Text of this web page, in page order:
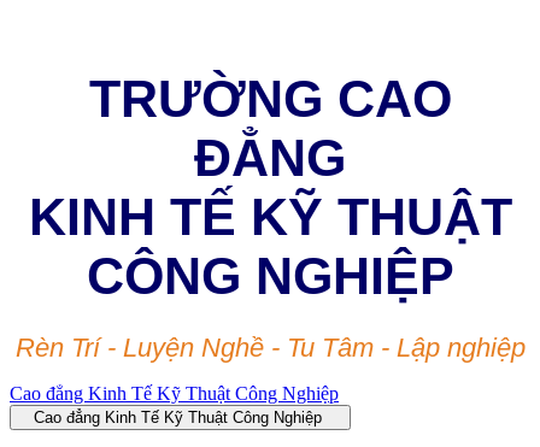
TRƯỜNG CAO
ĐẲNG
KINH TẾ KỸ THUẬT
CÔNG NGHIỆP
Rèn Trí - Luyện Nghề - Tu Tâm - Lập nghiệp
Cao đẳng Kinh Tế Kỹ Thuật Công Nghiệp
Cao đẳng Kinh Tế Kỹ Thuật Công Nghiệp